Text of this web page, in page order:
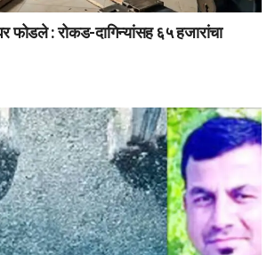
फोडले : रोकड-दागिन्यांसह ६५ हजारांचा